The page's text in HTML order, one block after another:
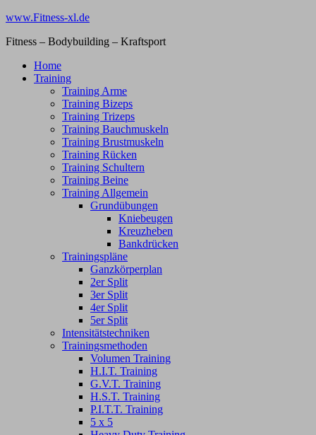
Zum
springen
www.Fitness-xl.de
Fitness – Bodybuilding – Kraftsport
Home
Training
Training Arme
Training Bizeps
Training Trizeps
Training Bauchmuskeln
Training Brustmuskeln
Training Rücken
Training Schultern
Training Beine
Training Allgemein
Grundübungen
Kniebeugen
Kreuzheben
Bankdrücken
Trainingspläne
Ganzkörperplan
2er Split
3er Split
4er Split
5er Split
Intensitätstechniken
Trainingsmethoden
Volumen Training
H.I.T. Training
G.V.T. Training
H.S.T. Training
P.I.T.T. Training
5 x 5